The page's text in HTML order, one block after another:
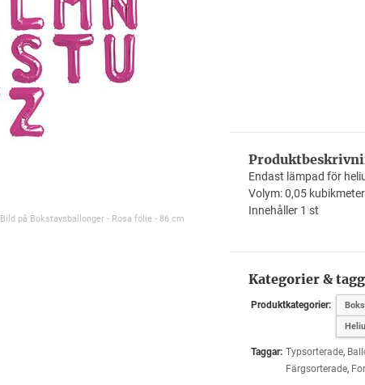
Bild på Bokstavsballonger - Rosa folie - 86 cm
Endast lämpad för
Volym: 0,05
Innehåller 1 st
Kategorier &
Produktkategorier:
Taggar: Typsorterade,
Färgsorterade,